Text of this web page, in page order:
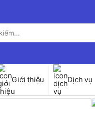
Giới thiệu Dịch vụ